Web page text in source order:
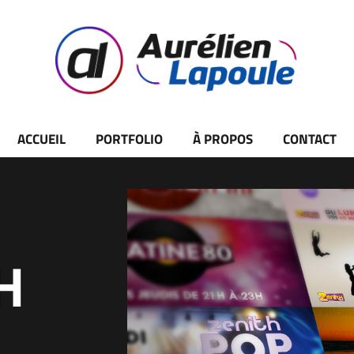
ACCUEIL PORTFOLIO À PROPOS CONTACT